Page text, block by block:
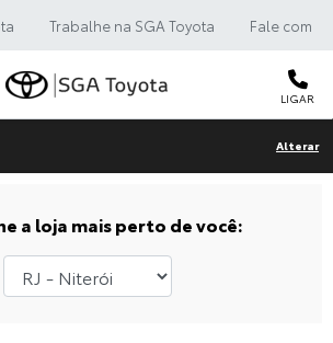
Trabalhe na SGA Toyota Fale com a
LIGAR
Alterar
a loja mais perto de você: